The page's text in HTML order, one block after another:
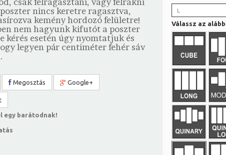
nincs keretre ragasztva,
kemény hordozó felületre!
nem hagyunk kifutót a poszter
kérés esetén úgy nyomtatjuk és
legyen pár centiméter fehér sáv
Megosztás Google+
egy barátodnak!
L
Válassz az